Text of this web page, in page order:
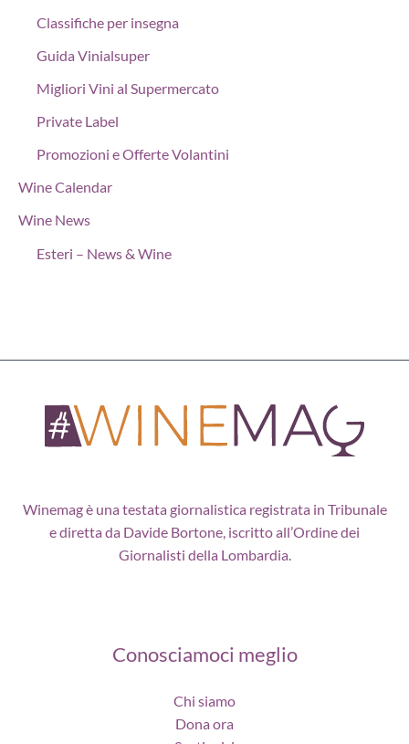
Classifiche per insegna
Guida Vinialsuper
Migliori Vini al Supermercato
Private Label
Promozioni e Offerte Volantini
Wine Calendar
Wine News
Esteri – News & Wine
Winemag è una testata giornalistica registrata in Tribunale
e diretta da Davide Bortone, iscritto all’Ordine dei
Giornalisti della Lombardia.
Conosciamoci meglio
Chi siamo
Dona ora